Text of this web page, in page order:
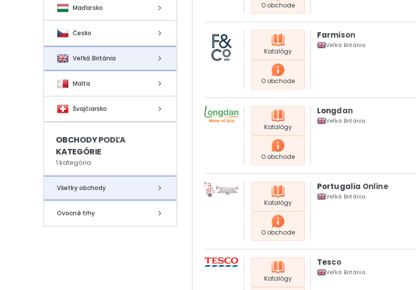
Maďarsko
Česko
Veľká Británia
Malta
Švajčiarsko
OBCHODY PODĽA
KATEGÓRIE
1 kategória
Všetky obchody
Ovocné trhy
O obchode
Katalógy
O obchode
Farmison
Veľká Británia
Katalógy
O obchode
Longdan
Veľká Británia
Katalógy
O obchode
Portugalia Online
Veľká Británia
Katalógy
Tesco
Veľká Británia